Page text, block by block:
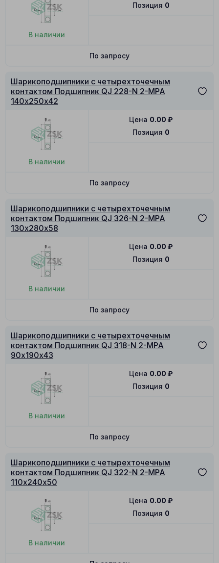
В наличии
Позиция 0
По запросу
Шарикоподшипники с четырехточечным
контактом Подшипник QJ 228-N 2-MPA
140х250х42
В наличии
Позиция 0
Цена 0.00 ₽
По запросу
Шарикоподшипники с четырехточечным
контактом Подшипник QJ 326-N 2-MPA
130х280х58
В наличии
Позиция 0
Цена 0.00 ₽
По запросу
Шарикоподшипники с четырехточечным
контактом Подшипник QJ 318-N 2-MPA
90х190х43
В наличии
Позиция 0
Цена 0.00 ₽
По запросу
Шарикоподшипники с четырехточечным
контактом Подшипник QJ 322-N 2-MPA
110х240х50
В наличии
Позиция 0
Цена 0.00 ₽